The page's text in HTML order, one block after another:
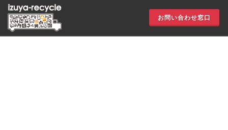
お問い合わせ窓口